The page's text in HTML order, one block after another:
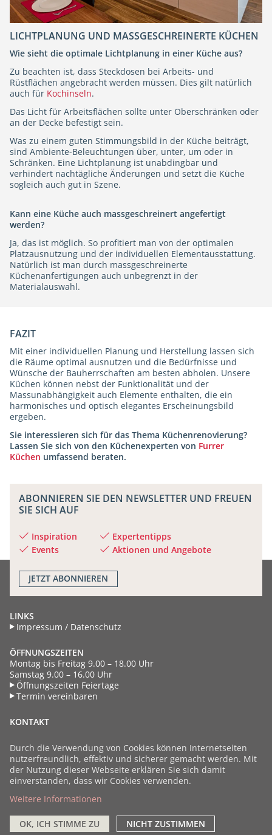
LICHTPLANUNG UND MASSGESCHREINERTE KÜCHEN
Wie sieht die optimale Lichtplanung in einer Küche aus?
Zu beachten ist, dass Steckdosen bei Arbeits- und
Rüstflächen angebracht werden müssen. Dies gilt natürlich
auch für Kochinseln.
Das Licht für Arbeitsflächen sollte unter Oberschränken oder
an der Decke befestigt sein.
Was zu einem guten Stimmungsbild in der Küche beiträgt,
sind Ambiente-Beleuchtungen über, unter, um oder in
Schränken. Eine Lichtplanung ist unabdingbar und
verhindert nachtägliche Änderungen und setzt die Küche
sogleich auch gut in Szene.
Kann eine Küche auch massgeschreinert angefertigt
werden?
Ja, das ist möglich. So profitiert man von der optimalen
Platzausnutzung und der individuellen Elementausstattung.
Natürlich ist man durch massgeschreinerte
Küchenanfertigungen auch unbegrenzt in der
Materialauswahl.
FAZIT
Mit einer individuellen Planung und Herstellung lassen sich
die Räume optimal ausnutzen und die Bedürfnisse und
Wünsche der Bauherrschaften am besten abholen. Unsere
Küchen können nebst der Funktionalität und der
Massunabhängigkeit auch Elemente enthalten, die ein
harmonisches und optisch elegantes Erscheinungsbild
ergeben.
Sie interessieren sich für das Thema Küchenrenovierung?
Lassen Sie sich von den Küchenexperten von Furrer
Küchen umfassend beraten.
ABONNIEREN SIE DEN NEWSLETTER UND FREUEN
SIE SICH AUF
Inspiration
Events
Expertentipps
Aktionen und Angebote
JETZT ABONNIEREN
LINKS
Impressum / Datenschutz
ÖFFNUNGSZEITEN
Montag bis Freitag 9.00 – 18.00 Uhr
Samstag 9.00 – 16.00 Uhr
Öffnungszeiten Feiertage
Termin vereinbaren
KONTAKT
CH - 8604 Volketswil
Schweiz
+41 44 908 55 77
info@bauarena.ch
FacebookInstagram
YoutubeLinkedIn
©Copyright 2022 by Bauarena. Alle Rechte vorbehalten.
Durch die Verwendung von Cookies können Internetseiten
nutzerfreundlich, effektiv und sicherer gemacht werden. Mit
der Nutzung dieser Webseite erklären Sie sich damit
einverstanden, dass wir Cookies verwenden.
Weitere Informationen
OK, ICH STIMME ZU NICHT ZUSTIMMEN